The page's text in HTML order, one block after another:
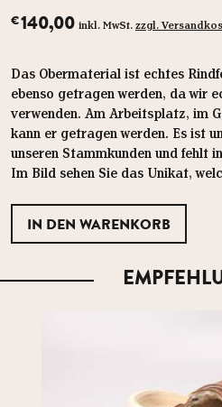
€140,00 inkl. MwSt. zzgl.
Das Obermaterial ist echtes
ebenso getragen werden, da wir
verwenden. Am Arbeitsplatz, im
kann er getragen werden. Es ist
unseren Stammkunden und fehlt
Im Bild sehen Sie das Unikat,